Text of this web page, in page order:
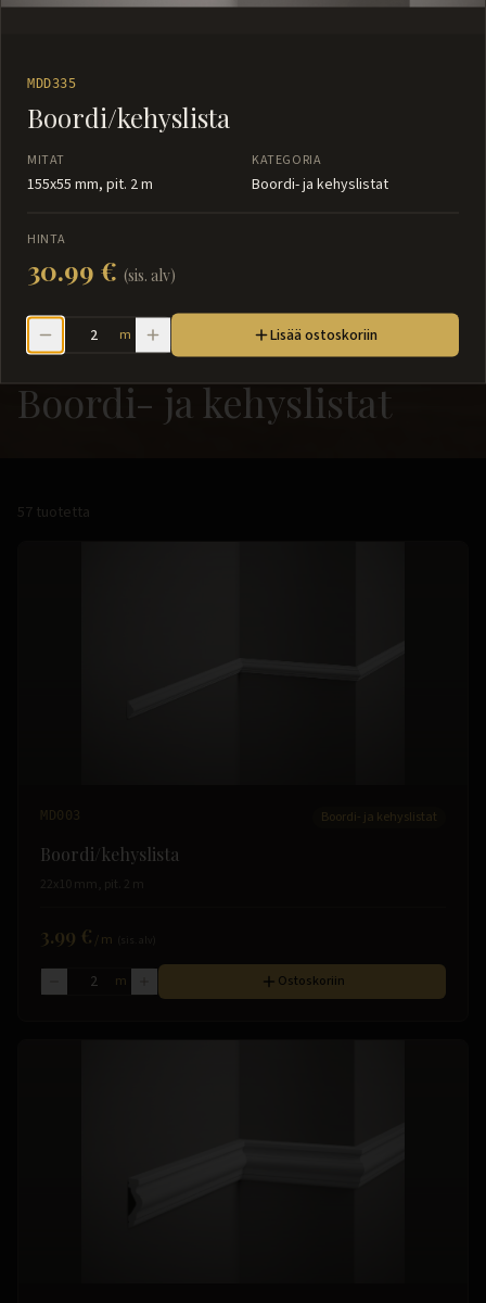
Boordi- ja kehyslistat
57 tuotetta
MD003 Boordi- ja kehyslistat
Boordi/kehyslista
22x10 mm, pit. 2 m
3.99 € /m
m Ostoskoriin
MDD335
Boordi/kehyslista
MITAT
155x55 mm, pit. 2 m
KATEGORIA
Boordi- ja kehyslistat
HINTA
30.99 € (sis. alv)
m Lisää ostoskoriin